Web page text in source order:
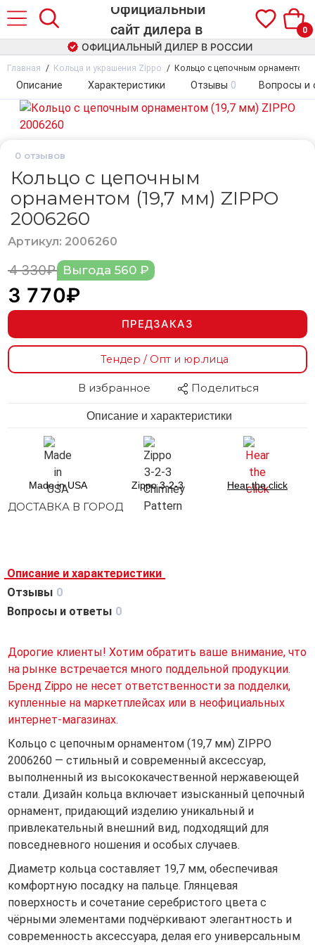
0
ОФИЦИАЛЬНЫЙ ДИЛЕР В РОССИИ
Главная Кольца и украшения Zippo Кольцо с цепочным орнаментом
Описание Характеристики Отзывы 0 Вопросы и
0 отзывов
Кольцо с цепочным
орнаментом (19,7 мм) ZIPPO
2006260
Артикул: 2006260
4 330₽ Выгода 560 ₽
3 770₽
ПРЕДЗАКАЗ
Тендер / Опт и юр.лица
В избранное Поделиться
Описание и характеристики
Made in USA Zippo 3-2-3 Hear the click
ДОСТАВКА В ГОРОД
Описание и характеристики
Отзывы 0
Вопросы и ответы 0
Дорогие клиенты! Хотим обратить ваше внимание, что
на рынке встречается много поддельной продукции.
Бренд Zippo не несет ответственности за подделки,
купленные на маркетплейсах или в неофициальных
интернет-магазинах.
Кольцо с цепочным орнаментом (19,7 мм) ZIPPO
2006260 — стильный и современный аксессуар,
выполненный из высококачественной нержавеющей
стали. Дизайн кольца включает изысканный цепочный
орнамент, придающий изделию уникальный и
привлекательный внешний вид, подходящий для
повседневного ношения и особых случаев.
Диаметр кольца составляет 19,7 мм, обеспечивая
комфортную посадку на пальце. Глянцевая
поверхность и сочетание серебристого цвета с
чёрными элементами подчёркивают элегантность и
современность аксессуара, делая его универсальным